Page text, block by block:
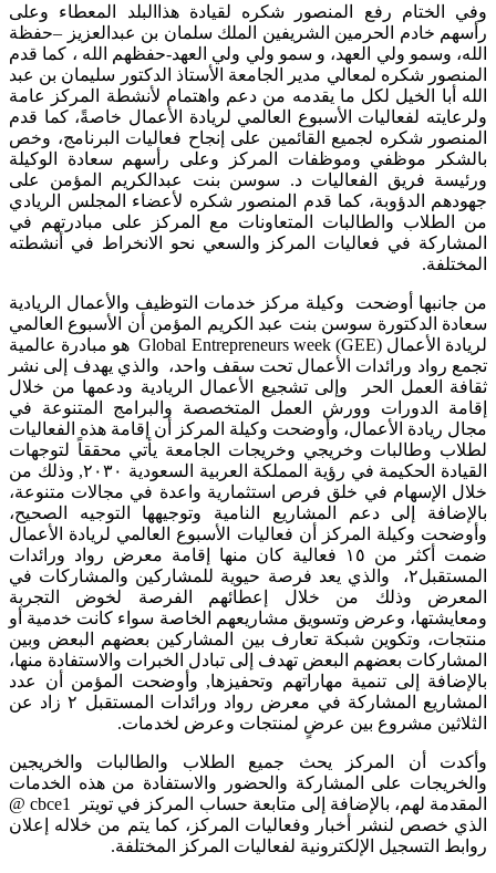
وفي الختام رفع المنصور شكره لقيادة هذاالبلد المعطاء وعلى
رأسهم خادم الحرمين الشريفين الملك سلمان بن عبدالعزيز –حفظة
الله، وسمو ولي العهد، و سمو ولي ولي العهد-حفظهم الله ، كما قدم
المنصور شكره لمعالي مدير الجامعة الأستاذ الدكتور سليمان بن عبد
الله أبا الخيل لكل ما يقدمه من دعم واهتمام لأنشطة المركز عامة
ولرعايته لفعاليات الأسبوع العالمي لريادة الأعمال خاصةً، كما قدم
المنصور شكره لجميع القائمين على إنجاح فعاليات البرنامج، وخص
بالشكر موظفي وموظفات المركز وعلى رأسهم سعادة الوكيلة
ورئيسة فريق الفعاليات د. سوسن بنت عبدالكريم المؤمن على
جهودهم الدؤوبة، كما قدم المنصور شكره لأعضاء المجلس الريادي
من الطلاب والطالبات المتعاونات مع المركز على مبادرتهم في
المشاركة في فعاليات المركز والسعي نحو الانخراط في أنشطته
المختلفة.
من جانبها أوضحت وكيلة مركز خدمات التوظيف والأعمال الريادية
سعادة الدكتورة سوسن بنت عبد الكريم المؤمن أن الأسبوع العالمي
لريادة الأعمال Global Entrepreneurs week (GEE) هو مبادرة عالمية
تجمع رواد ورائدات الأعمال تحت سقف واحد، والذي يهدف إلى نشر
ثقافة العمل الحر وإلى تشجيع الأعمال الريادية ودعمها من خلال
إقامة الدورات وورش العمل المتخصصة والبرامج المتنوعة في
مجال ريادة الأعمال، وأوضحت وكيلة المركز أن إقامة هذه الفعاليات
لطلاب وطالبات وخريجي وخريجات الجامعة يأتي محققاً لتوجهات
القيادة الحكيمة في رؤية المملكة العربية السعودية ٢٠٣٠, وذلك من
خلال الإسهام في خلق فرص استثمارية واعدة في مجالات متنوعة،
بالإضافة إلى دعم المشاريع النامية وتوجيهها التوجيه الصحيح،
وأوضحت وكيلة المركز أن فعاليات الأسبوع العالمي لريادة الأعمال
ضمت أكثر من ١٥ فعالية كان منها إقامة معرض رواد ورائدات
المستقبل٢، والذي يعد فرصة حيوية للمشاركين والمشاركات في
المعرض وذلك من خلال إعطائهم الفرصة لخوض التجربة
ومعايشتها، وعرض وتسويق مشاريعهم الخاصة سواء كانت خدمية أو
منتجات، وتكوين شبكة تعارف بين المشاركين بعضهم البعض وبين
المشاركات بعضهم البعض تهدف إلى تبادل الخبرات والاستفادة منها،
بالإضافة إلى تنمية مهاراتهم وتحفيزها, وأوضحت المؤمن أن عدد
المشاريع المشاركة في معرض رواد ورائدات المستقبل ٢ زاد عن
الثلاثين مشروع بين عرضٍ لمنتجات وعرض لخدمات.
وأكدت أن المركز يحث جميع الطلاب والطالبات والخريجين
والخريجات على المشاركة والحضور والاستفادة من هذه الخدمات
المقدمة لهم، بالإضافة إلى متابعة حساب المركز في تويتر cbce1 @
الذي خصص لنشر أخبار وفعاليات المركز، كما يتم من خلاله إعلان
روابط التسجيل الإلكترونية لفعاليات المركز المختلفة.